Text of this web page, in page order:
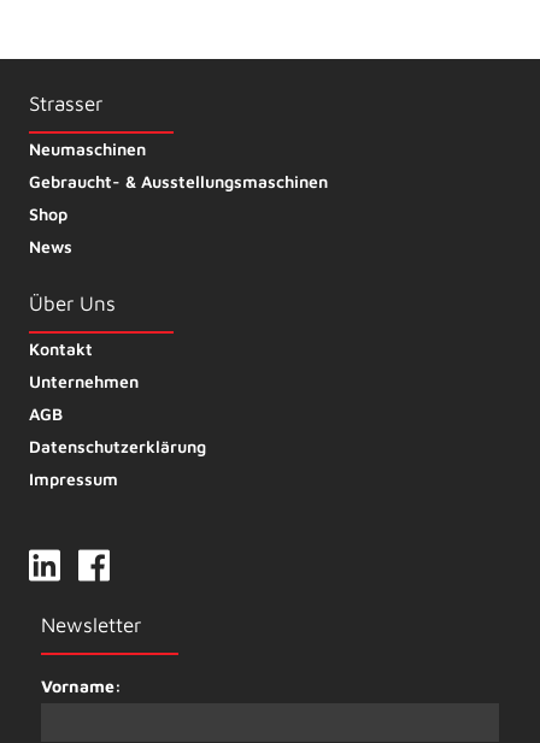
Strasser
Neumaschinen
Gebraucht- & Ausstellungsmaschinen
Shop
News
Über Uns
Kontakt
Unternehmen
AGB
Datenschutzerklärung
Impressum
Newsletter
Vorname: